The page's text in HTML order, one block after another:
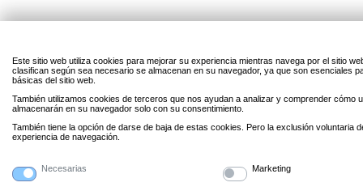
Este sitio web utiliza cookies para mejorar su experiencia mientras navega por el sitio
clasifican según sea necesario se almacenan en su navegador, ya que son esenciales
básicas del sitio web.
También utilizamos cookies de terceros que nos ayudan a analizar y comprender cómo
almacenarán en su navegador solo con su consentimiento.
También tiene la opción de darse de baja de estas cookies. Pero la exclusión voluntaria
experiencia de navegación.
Necesarias Marketing